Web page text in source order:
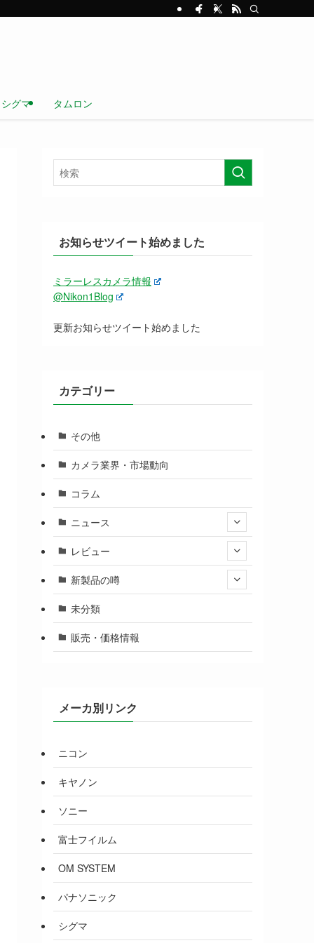
シグマ タムロン
お知らせツイート始めました
ミラーレスカメラ情報
@Nikon1Blog
更新お知らせツイート始めました
カテゴリー
その他
カメラ業界・市場動向
コラム
ニュース
レビュー
新製品の噂
未分類
販売・価格情報
メーカ別リンク
ニコン
キヤノン
ソニー
富士フイルム
OM SYSTEM
パナソニック
シグマ